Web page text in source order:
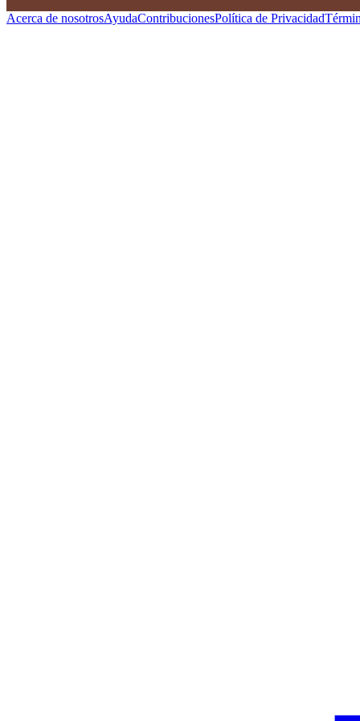
Acerca de nosotrosAyudaContribucionesPolítica de Privacidad